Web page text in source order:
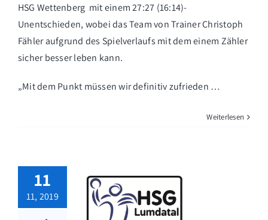
HSG Wettenberg mit einem 27:27 (16:14)-
Unentschieden, wobei das Team von Trainer Christoph
Fähler aufgrund des Spielverlaufs mit dem einem Zähler
sicher besser leben kann.
„Mit dem Punkt müssen wir definitiv zufrieden …
Weiterlesen
11
11, 2019